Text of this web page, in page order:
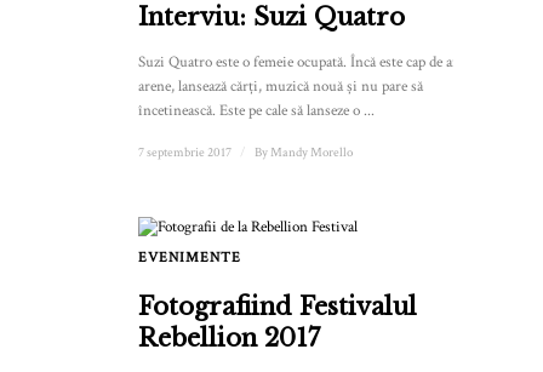
Interviu: Suzi Quatro
Suzi Quatro este o femeie ocupată. Încă este cap de afiș pe
arene, lansează cărți, muzică nouă și nu pare să
încetinească. Este pe cale să lanseze o ...
7 septembrie 2017 By Mandy Morello
EVENIMENTE
Fotografiind Festivalul
Rebellion 2017